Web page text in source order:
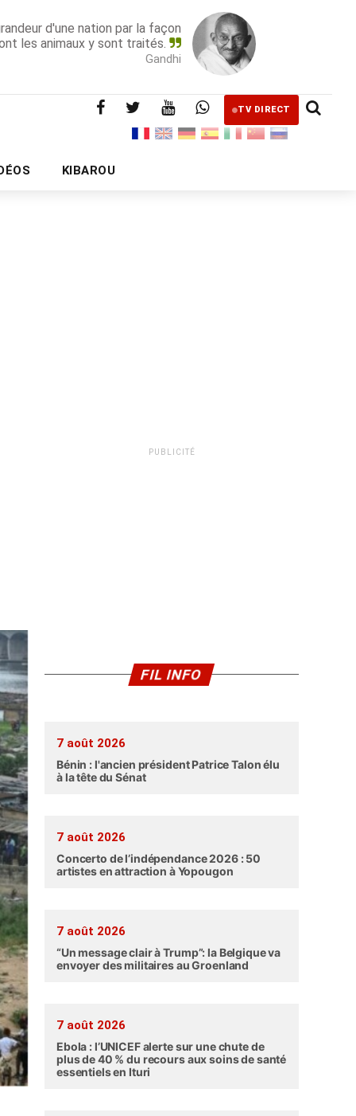
d'une nation par la façon
les animaux y sont traités.
Gandhi
TV DIRECT
KIBAROU
PUBLICITÉ
FIL INFO
7 août 2026
Bénin : l'ancien président Patrice Talon élu
à la tête du Sénat
7 août 2026
Concerto de l’indépendance 2026 : 50
artistes en attraction à Yopougon
7 août 2026
“Un message clair à Trump”: la Belgique va
envoyer des militaires au Groenland
7 août 2026
Ebola : l’UNICEF alerte sur une chute de
plus de 40 % du recours aux soins de santé
essentiels en Ituri